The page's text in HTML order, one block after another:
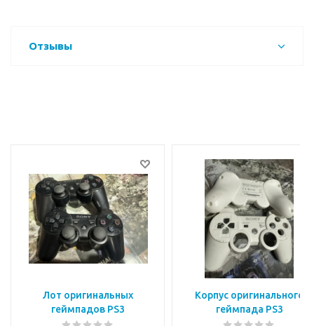
Отзывы
Лот оригинальных
геймпадов PS3
Корпус оригинального
геймпада PS3